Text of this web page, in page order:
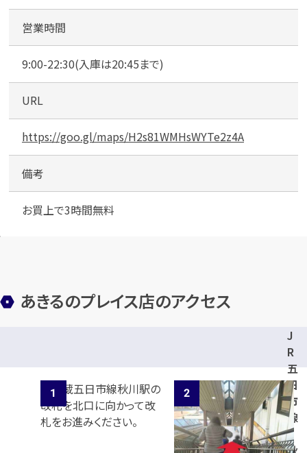
駐
場
有
営業時間
9:00-22:30(入庫は20:45まで)
URL
https://goo.gl/maps/H2s81WMHsWYTe2z4A
備考
お買上で3時間無料
あきるのプレイス店のアクセス
J
R
五
日
市
線
「